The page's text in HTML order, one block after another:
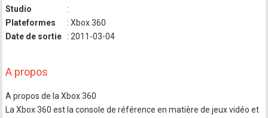
Studio
:
Plateformes
: Xbox 360
Date de sortie
: 2011-03-04
A propos
A propos de la Xbox 360
La Xbox 360 est la console de référence en matière de jeux vidéo et